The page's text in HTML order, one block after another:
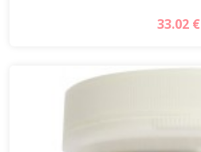
33.02 €